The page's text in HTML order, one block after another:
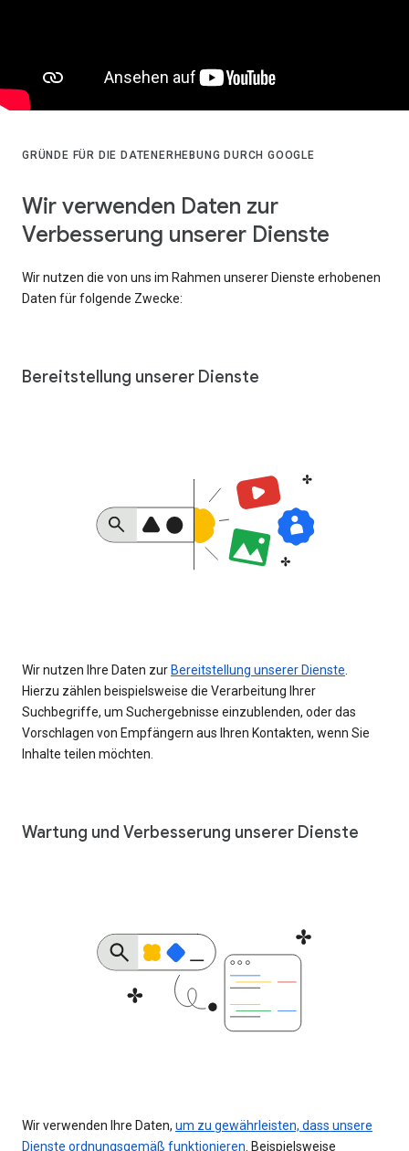
GRÜNDE FÜR DIE DATENERHEBUNG DURCH GOOGLE
Wir verwenden Daten zur
Verbesserung unserer Dienste
Wir nutzen die von uns im Rahmen unserer Dienste erhobenen
Daten für folgende Zwecke:
Bereitstellung unserer Dienste
Wir nutzen Ihre Daten zur Bereitstellung unserer Dienste
Hierzu zählen beispielsweise die Verarbeitung Ihrer
Suchbegriffe, um Suchergebnisse einzublenden, oder das
Vorschlagen von Empfängern aus Ihren Kontakten, wenn Sie
Inhalte teilen möchten.
Wartung und Verbesserung unserer Dienste
Wir verwenden Ihre Daten, um zu gewährleisten, dass unsere
Dienste ordnungsgemäß funktionieren . Beispielsweise